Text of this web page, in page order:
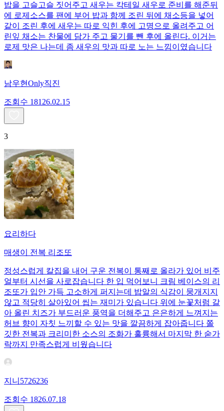
밥을 고슬고슬 짓어주고 새우는 칵테일 새우로 준비를 해준뒤
에 로제소스를 팬에 부어 밥과 함께 조린 뒤에 채소등을 넣어
같이 조린 후에 새우는 따로 익힌 후에 고명으로 올려주고 어
린잎 채소는 찬물에 담가 주고 물기를 뺀 후에 올린다. 이거는
로제 맛은 나는데 좀 새우의 맛과 따로 노는 느낌이였습니다
남우현Only직진
조회수 181 26.02.15
3
요리하다
매생이 전복 리조또
정성스럽게 칼집을 내어 구운 전복이 통째로 올라가 있어 비주
얼부터 시선을 사로잡습니다 한 입 먹어보니 크림 베이스의 리
조또가 입안 가득 고소하게 퍼지는데 밥알의 식감이 뭉개지지
않고 적당히 살아있어 씹는 재미가 있습니다 위에 눈꽃처럼 갈
아 올린 치즈가 부드러운 풍역을 더해주고 은은하게 느껴지는
허브 향이 자칫 느끼할 수 있는 맛을 깔끔하게 잡아줍니다 쫄
깃한 전복과 크리미한 소스의 조화가 훌륭해서 마지막 한 숟가
락까지 만족스럽게 비웠습니다
지니5726236
조회수 1826.07.18